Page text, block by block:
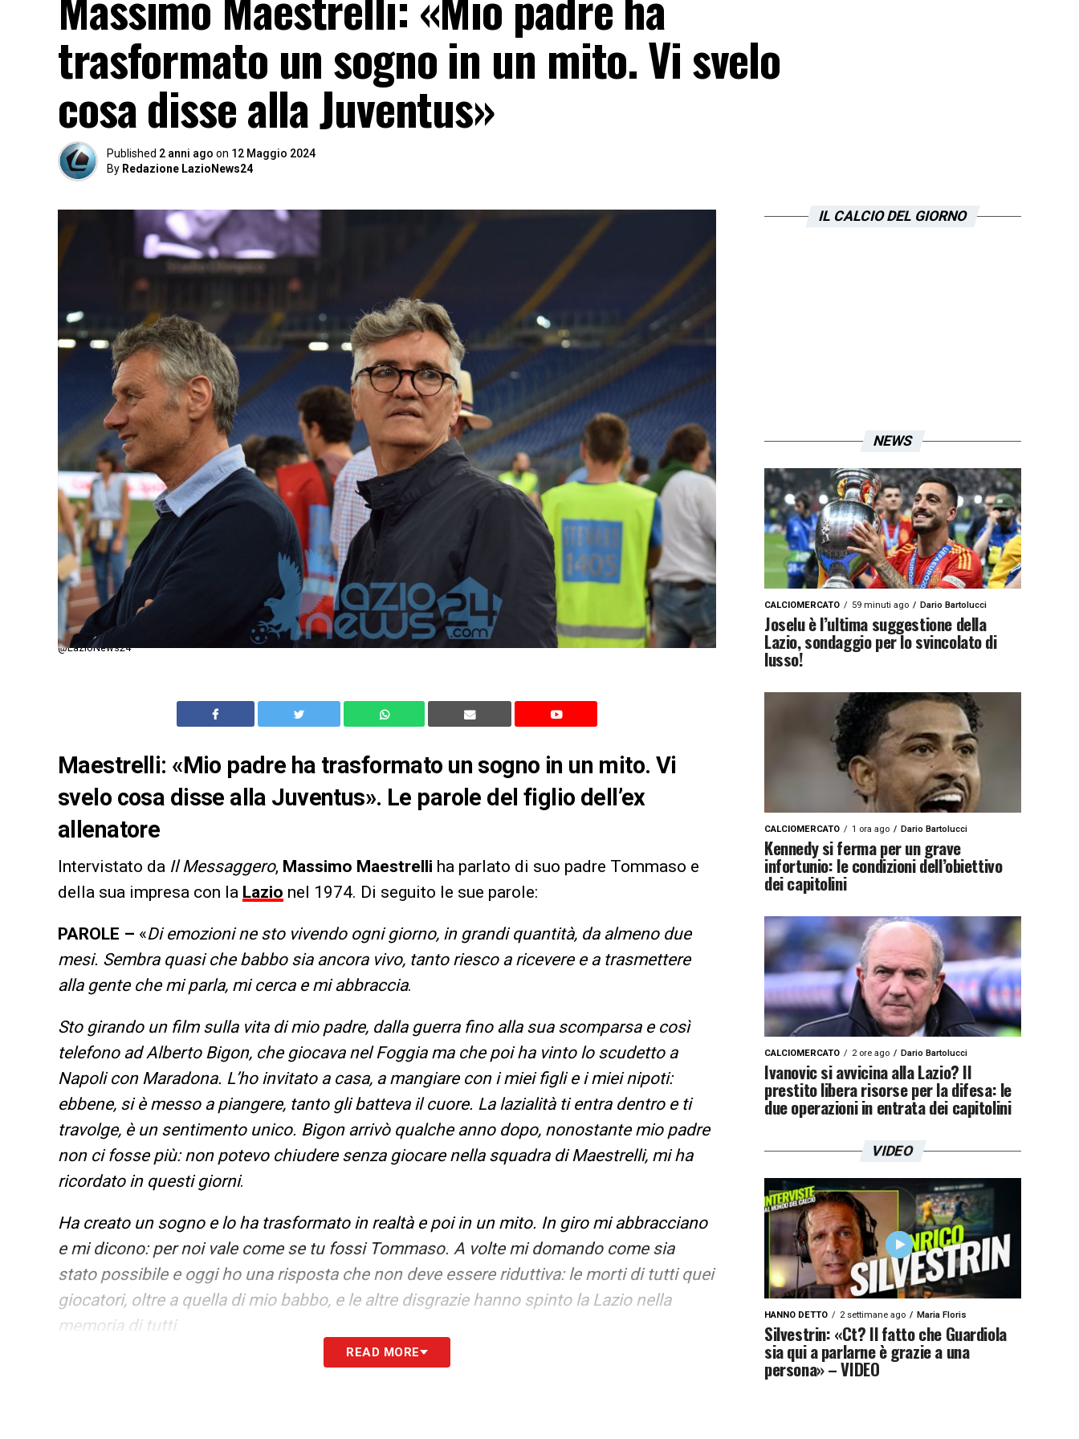
trasformato un sogno in un mito. Vi svelo
cosa disse alla Juventus»
Published 2 anni ago on 12 Maggio 2024
By Redazione LazioNews24
@LazioNews24
Maestrelli: «Mio padre ha trasformato un sogno in un mito. Vi
svelo cosa disse alla Juventus». Le parole del figlio dell’ex
allenatore
Intervistato da Il Messaggero, Massimo Maestrelli ha parlato di suo padre Tommaso e
della sua impresa con la Lazio nel 1974. Di seguito le sue parole:
PAROLE – «Di emozioni ne sto vivendo ogni giorno, in grandi quantità, da almeno due
mesi. Sembra quasi che babbo sia ancora vivo, tanto riesco a ricevere e a trasmettere
alla gente che mi parla, mi cerca e mi abbraccia.
Sto girando un film sulla vita di mio padre, dalla guerra fino alla sua scomparsa e così
telefono ad Alberto Bigon, che giocava nel Foggia ma che poi ha vinto lo scudetto a
Napoli con Maradona. L’ho invitato a casa, a mangiare con i miei figli e i miei nipoti:
ebbene, si è messo a piangere, tanto gli batteva il cuore. La lazialità ti entra dentro e ti
travolge, è un sentimento unico. Bigon arrivò qualche anno dopo, nonostante mio padre
non ci fosse più: non potevo chiudere senza giocare nella squadra di Maestrelli, mi ha
ricordato in questi giorni.
Ha creato un sogno e lo ha trasformato in realtà e poi in un mito. In giro mi abbracciano
e mi dicono: per noi vale come se tu fossi Tommaso. A volte mi domando come sia
stato possibile e oggi ho una risposta che non deve essere riduttiva: le morti di tutti quei
giocatori, oltre a quella di mio babbo, e le altre disgrazie hanno spinto la Lazio nella
memoria di tutti.
Juventus? Gli disse che non avrebbe mai potuto abbandonare la barca biancoceleste,
READ MORE
IL CALCIO DEL GIORNO
NEWS
CALCIOMERCATO 59 minuti ago Dario Bartolucci
Joselu è l’ultima suggestione della
Lazio, sondaggio per lo svincolato di
lusso!
CALCIOMERCATO 1 ora ago Dario Bartolucci
Kennedy si ferma per un grave
infortunio: le condizioni dell’obiettivo
dei capitolini
CALCIOMERCATO 2 ore ago Dario Bartolucci
Ivanovic si avvicina alla Lazio? Il
prestito libera risorse per la difesa: le
due operazioni in entrata dei capitolini
VIDEO
HANNO DETTO 2 settimane ago Maria Floris
Silvestrin: «Ct? Il fatto che Guardiola
sia qui a parlarne è grazie a una
persona» – VIDEO